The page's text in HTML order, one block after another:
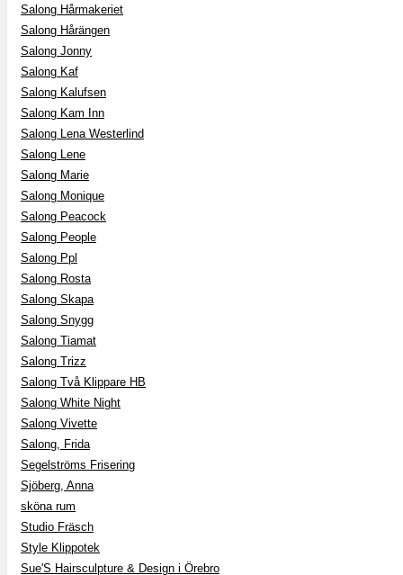
Salong Hårmakeriet
Salong Hårängen
Salong Jonny
Salong Kaf
Salong Kalufsen
Salong Kam Inn
Salong Lena Westerlind
Salong Lene
Salong Marie
Salong Monique
Salong Peacock
Salong People
Salong Ppl
Salong Rosta
Salong Skapa
Salong Snygg
Salong Tiamat
Salong Trizz
Salong Två Klippare HB
Salong White Night
Salong Vivette
Salong, Frida
Segelströms Frisering
Sjöberg, Anna
sköna rum
Studio Fräsch
Style Klippotek
Sue'S Hairsculpture & Design i Örebro